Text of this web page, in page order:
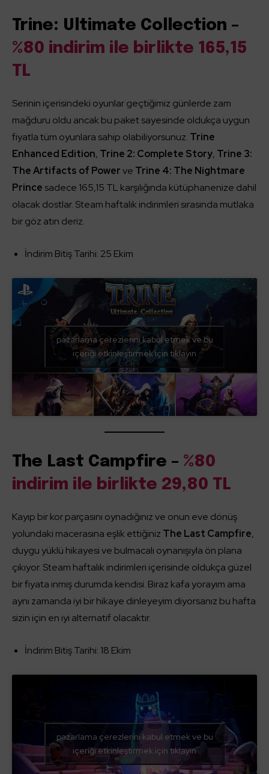
Trine: Ultimate Collection –
%80 indirim ile birlikte 165,15
TL
Serinin içerisindeki oyunlar geçtiğimiz günlerde zam
mağduru oldu ancak bu paket sayesinde oldukça uygun
fiyatla tüm oyunlara sahip olabiliyorsunuz. Trine
Enhanced Edition, Trine 2: Complete Story, Trine 3:
The Artifacts of Powerve Trine 4: The Nightmare
Prince sadece 165,15 TL karşılığında kütüphanenize dahil
olacak dostlar. Steam haftalık indirimleri sırasında mutlaka
bir göz atın deriz.
İndirim Bitiş Tarihi: 25 Ekim
pazarlama çerezlerini kabul etmek ve bu
içeriği etkinleştirmek için tıklayın
The Last Campfire – %80
indirim ile birlikte 29,80 TL
Kayıp bir kor parçasını oynadığınız ve onun eve dönüş
yolundaki macerasına eşlik ettiğiniz The Last Campfire,
duygu yüklü hikayesi ve bulmacalı oynanışıyla ön plana
çıkıyor. Steam haftalık indirimleri içerisinde oldukça güzel
bir fiyata inmiş durumda kendisi. Biraz kafa yorayım ama
aynı zamanda iyi bir hikaye dinleyeyim diyorsanız bu hafta
sizin için en iyi alternatif olacaktır.
İndirim Bitiş Tarihi: 18 Ekim
pazarlama çerezlerini kabul etmek ve bu
içeriği etkinleştirmek için tıklayın